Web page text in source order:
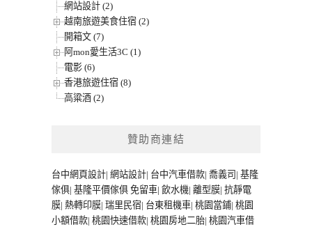
網站設計 (2)
越南旅遊美食住宿 (2)
開箱文 (7)
阿mon愛生活3C (1)
電影 (6)
香港旅遊住宿 (8)
高粱酒 (2)
贊助商連結
台中網頁設計| 網站設計| 台中汽車借款| 喬義司 | 基隆
傢俱| 基隆平價傢俱 免留車| 飲水機| 離型膜| 抗靜電
膜| 熱轉印膜| 瑞里民宿| 台東租機車| 桃園當鋪| 桃園
小額借款| 桃園快速借款| 桃園房地二胎| 桃園汽車借